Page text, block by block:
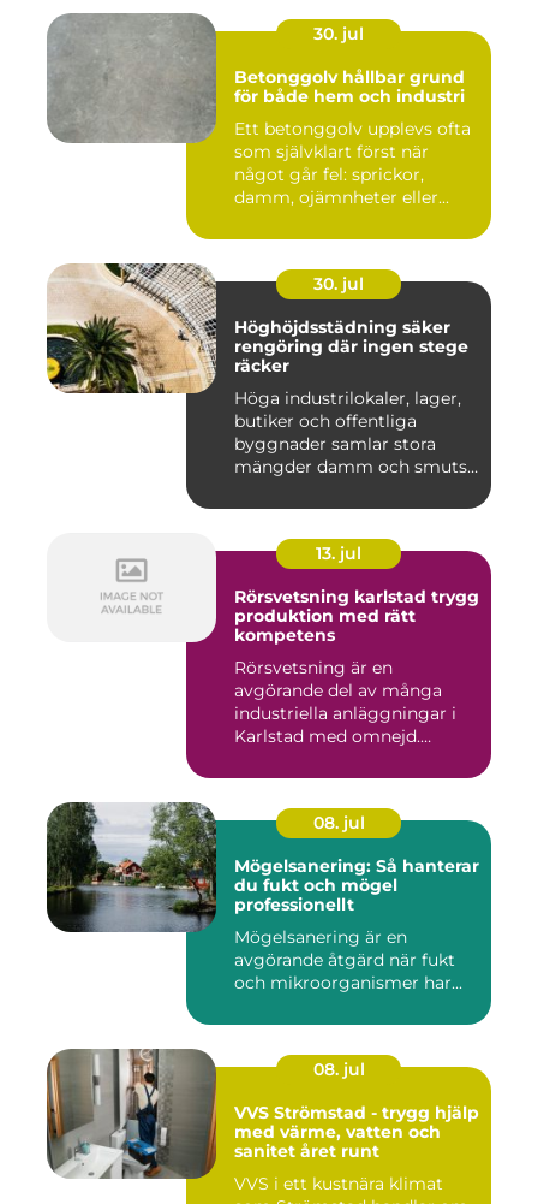
30. jul
Betonggolv hållbar grund
för både hem och industri
Ett betonggolv upplevs ofta
som självklart först när
något går fel: sprickor,
damm, ojämnheter eller...
30. jul
Höghöjdsstädning säker
rengöring där ingen stege
räcker
Höga industrilokaler, lager,
butiker och offentliga
byggnader samlar stora
mängder damm och smuts
13. jul
Rörsvetsning karlstad trygg
produktion med rätt
kompetens
Rörsvetsning är en
avgörande del av många
industriella anläggningar i
Karlstad med omnejd.
08. jul
Mögelsanering: Så hanterar
du fukt och mögel
professionellt
Mögelsanering är en
avgörande åtgärd när fukt
och mikroorganismer har...
08. jul
VVS Strömstad - trygg hjälp
med värme, vatten och
sanitet året runt
VVS i ett kustnära klimat